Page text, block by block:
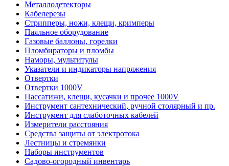
Металлодетекторы
Кабелерезы
Стрипперы, ножи, клещи, кримперы
Паяльное оборудование
Газовые баллоны, горелки
Пломбираторы и пломбы
Наморы, мультитулы
Указатели и индикаторы напряжения
Отвертки
Отвертки 1000V
Пассатижи, клещи, кусачки и прочее 1000V
Инструмент сантехнический, ручной столярный и пр.
Инструмент для слаботочных кабелей
Измерители расстояния
Средства защиты от электротока
Лестницы и стремянки
Наборы инструментов
Садово-огородный инвентарь